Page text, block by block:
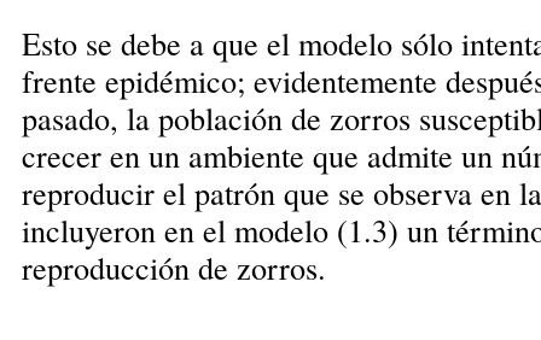
Esto se debe a que el modelo sólo
frente epidémico; evidentemente
pasado, la población de zorros
crecer en un ambiente que admite un
reproducir el patrón que se observa en
incluyeron en el modelo (1.3) un
reproducción de zorros.